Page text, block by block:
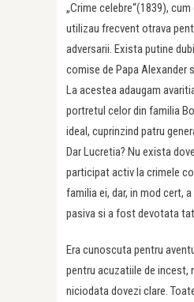
„Crime celebre“(1839),
utilizau frecvent otrava
adversarii. Exista putine
comise de Papa Alexander
La acestea adaugam
portretul celor din familia
ideal, cuprinzind patru
Dar Lucretia? Nu exista
participat activ la crimele
familia ei, dar, in mod cert,
pasiva si a fost devotata
Era cunoscuta pentru
pentru acuzatiile de incest,
niciodata dovezi clare.